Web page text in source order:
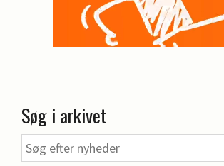
Søg i arkivet